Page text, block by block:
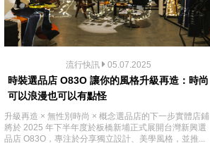
流行快訊 05.07.2025
時裝選品店 O83O 讓你的風格升級再造：時尚
可以浪漫也可以有點怪
升級再造 × 無性別時尚 × 概念選品店的下一步實體店鋪
將於 2025 年下半年度於板橋新埔正式展開台灣新興選
品店 O83O，專注於分享獨立設計、美學風格，並推...